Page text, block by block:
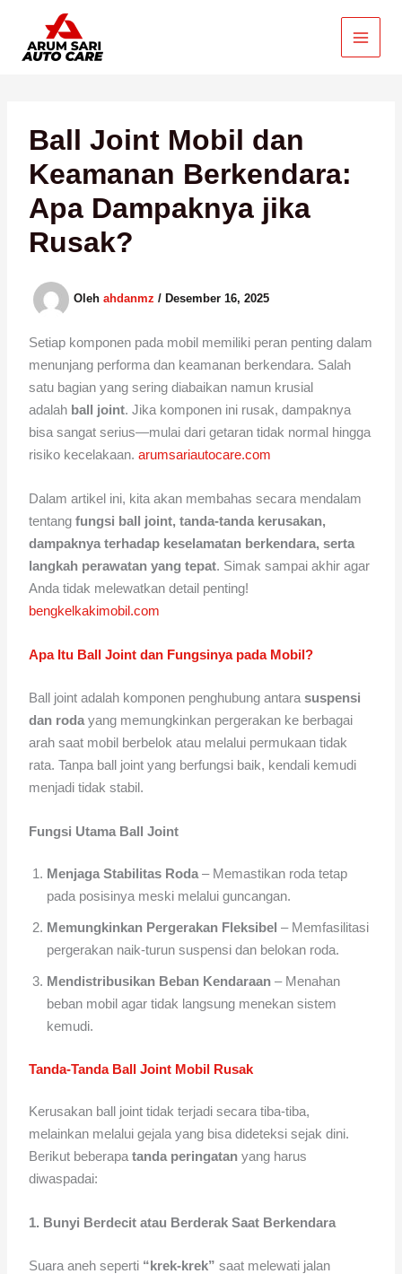
konten
Ball Joint Mobil dan
Keamanan Berkendara:
Apa Dampaknya jika
Rusak?
Olehahdanmz/ Desember 16, 2025
Setiap komponen pada mobil memiliki peran penting dalam
menunjang performa dan keamanan berkendara. Salah
satu bagian yang sering diabaikan namun krusial
adalah ball joint. Jika komponen ini rusak, dampaknya
bisa sangat serius—mulai dari getaran tidak normal hingga
risiko kecelakaan.arumsariautocare.com
Dalam artikel ini, kita akan membahas secara mendalam
tentangfungsi ball joint, tanda-tanda kerusakan,
dampaknya terhadap keselamatan berkendara, serta
langkah perawatan yang tepat. Simak sampai akhir agar
Anda tidak melewatkan detail penting!
bengkelkakimobil.com
Apa Itu Ball Joint dan Fungsinya pada Mobil?
Ball joint adalah komponen penghubung antarasuspensi
dan roda yang memungkinkan pergerakan ke berbagai
arah saat mobil berbelok atau melalui permukaan tidak
rata. Tanpa ball joint yang berfungsi baik, kendali kemudi
menjadi tidak stabil.
Fungsi Utama Ball Joint
Menjaga Stabilitas Roda – Memastikan roda tetap
pada posisinya meski melalui guncangan.
Memungkinkan Pergerakan Fleksibel – Memfasilitasi
pergerakan naik-turun suspensi dan belokan roda.
Mendistribusikan Beban Kendaraan – Menahan
beban mobil agar tidak langsung menekan sistem
kemudi.
Tanda-Tanda Ball Joint Mobil Rusak
Kerusakan ball joint tidak terjadi secara tiba-tiba,
melainkan melalui gejala yang bisa dideteksi sejak dini.
Berikut beberapatanda peringatan yang harus
diwaspadai:
1. Bunyi Berdecit atau Berderak Saat Berkendara
Suara aneh seperti “krek-krek” saat melewati jalan